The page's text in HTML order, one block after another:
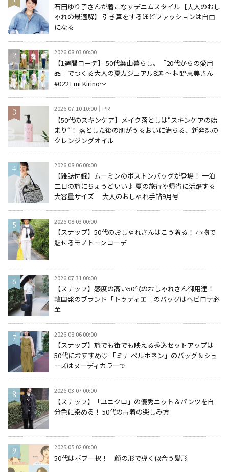
石田ゆり子さんが着こなすデニムスタイル【大人のおし
ゃれの最適解】 引き算をするほどファッションは自由
になる
2026.08.03 00:00
【1週間コーデ】 50代葉山暮らし。「20代からの愛用
品」でつくる大人の夏カジュアル8選 ～ 桐野恵美さん
#022 Emi Kirino～
2026.07.10 10:00 PR
【50代のスキンケア】メイク落としは“スキンケアの始
まり“！ 落とした後の肌がうるおいに満ちる、新発想の
クレンジングオイル
2026.08.06 00:00
【雑誌付録】ムーミンのボストンバッグが登場！ 一泊
二日の旅にちょうどいい♪ 夏の旅行や帰省に活躍する
大容量サイズ 大人のおしゃれ手帖9月号
2026.08.03 00:00
【スナップ】50代のおしゃれさんはこう着る！ 小物で
魅せるモノトーンコーデ
2026.07.31 00:00
【スナップ】感度の高い50代のおしゃれさん御用達！
韓国発のブランド「トゥティエ」のバッグはヘビロテ必
至
2026.08.06 00:00
【スナップ】旅でも街でも映える秀逸セットアップは
50代におすすめ♡ 「ミナ ペルホネン」のバッグ＆シュ
ーズはヌーディカラーで
2026.03.07 00:00
【スナップ】「ユニクロ」の優秀ニット＆パンツを自
分色に染める！ 50代の古着の楽しみ方
2025.05.02 00:00
50代はボブ一択！ 顔の形で導く似合う髪形